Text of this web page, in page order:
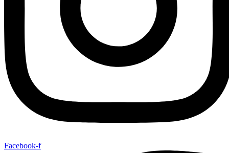
Facebook-f